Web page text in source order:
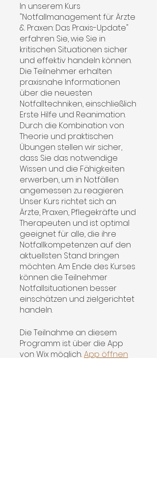
In unserem Kurs
"Notfallmanagement für Ärzte
& Praxen: Das Praxis-Update"
erfahren Sie, wie Sie in
kritischen Situationen sicher
und effektiv handeln können.
Die Teilnehmer erhalten
praxisnahe Informationen
über die neuesten
Notfalltechniken, einschließlich
Erste Hilfe und Reanimation.
Durch die Kombination von
Theorie und praktischen
Übungen stellen wir sicher,
dass Sie das notwendige
Wissen und die Fähigkeiten
erwerben, um in Notfällen
angemessen zu reagieren.
Unser Kurs richtet sich an
Ärzte, Praxen, Pflegekräfte und
Therapeuten und ist optimal
geeignet für alle, die ihre
Notfallkompetenzen auf den
aktuellsten Stand bringen
möchten. Am Ende des Kurses
können die Teilnehmer
Notfallsituationen besser
einschätzen und zielgerichtet
handeln.
Die Teilnahme an diesem
Programm ist über die App
von Wix möglich.App öffnen